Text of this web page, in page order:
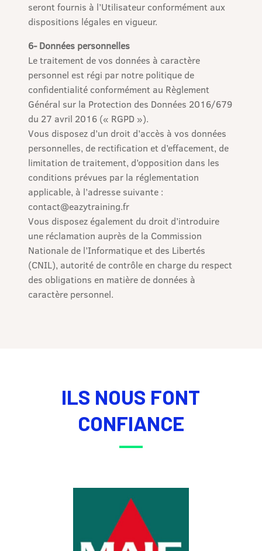
seront fournis à l’Utilisateur conformément aux
dispositions légales en vigueur.
6- Données personnelles
Le traitement de vos données à caractère
personnel est régi par notre politique de
confidentialité conformément au Règlement
Général sur la Protection des Données 2016/679
du 27 avril 2016 (« RGPD »).
Vous disposez d’un droit d’accès à vos données
personnelles, de rectification et d’effacement, de
limitation de traitement, d’opposition dans les
conditions prévues par la réglementation
applicable, à l’adresse suivante :
contact@eazytraining.fr
Vous disposez également du droit d’introduire
une réclamation auprès de la Commission
Nationale de l’Informatique et des Libertés
(CNIL), autorité de contrôle en charge du respect
des obligations en matière de données à
caractère personnel.
ILS NOUS FONT
CONFIANCE